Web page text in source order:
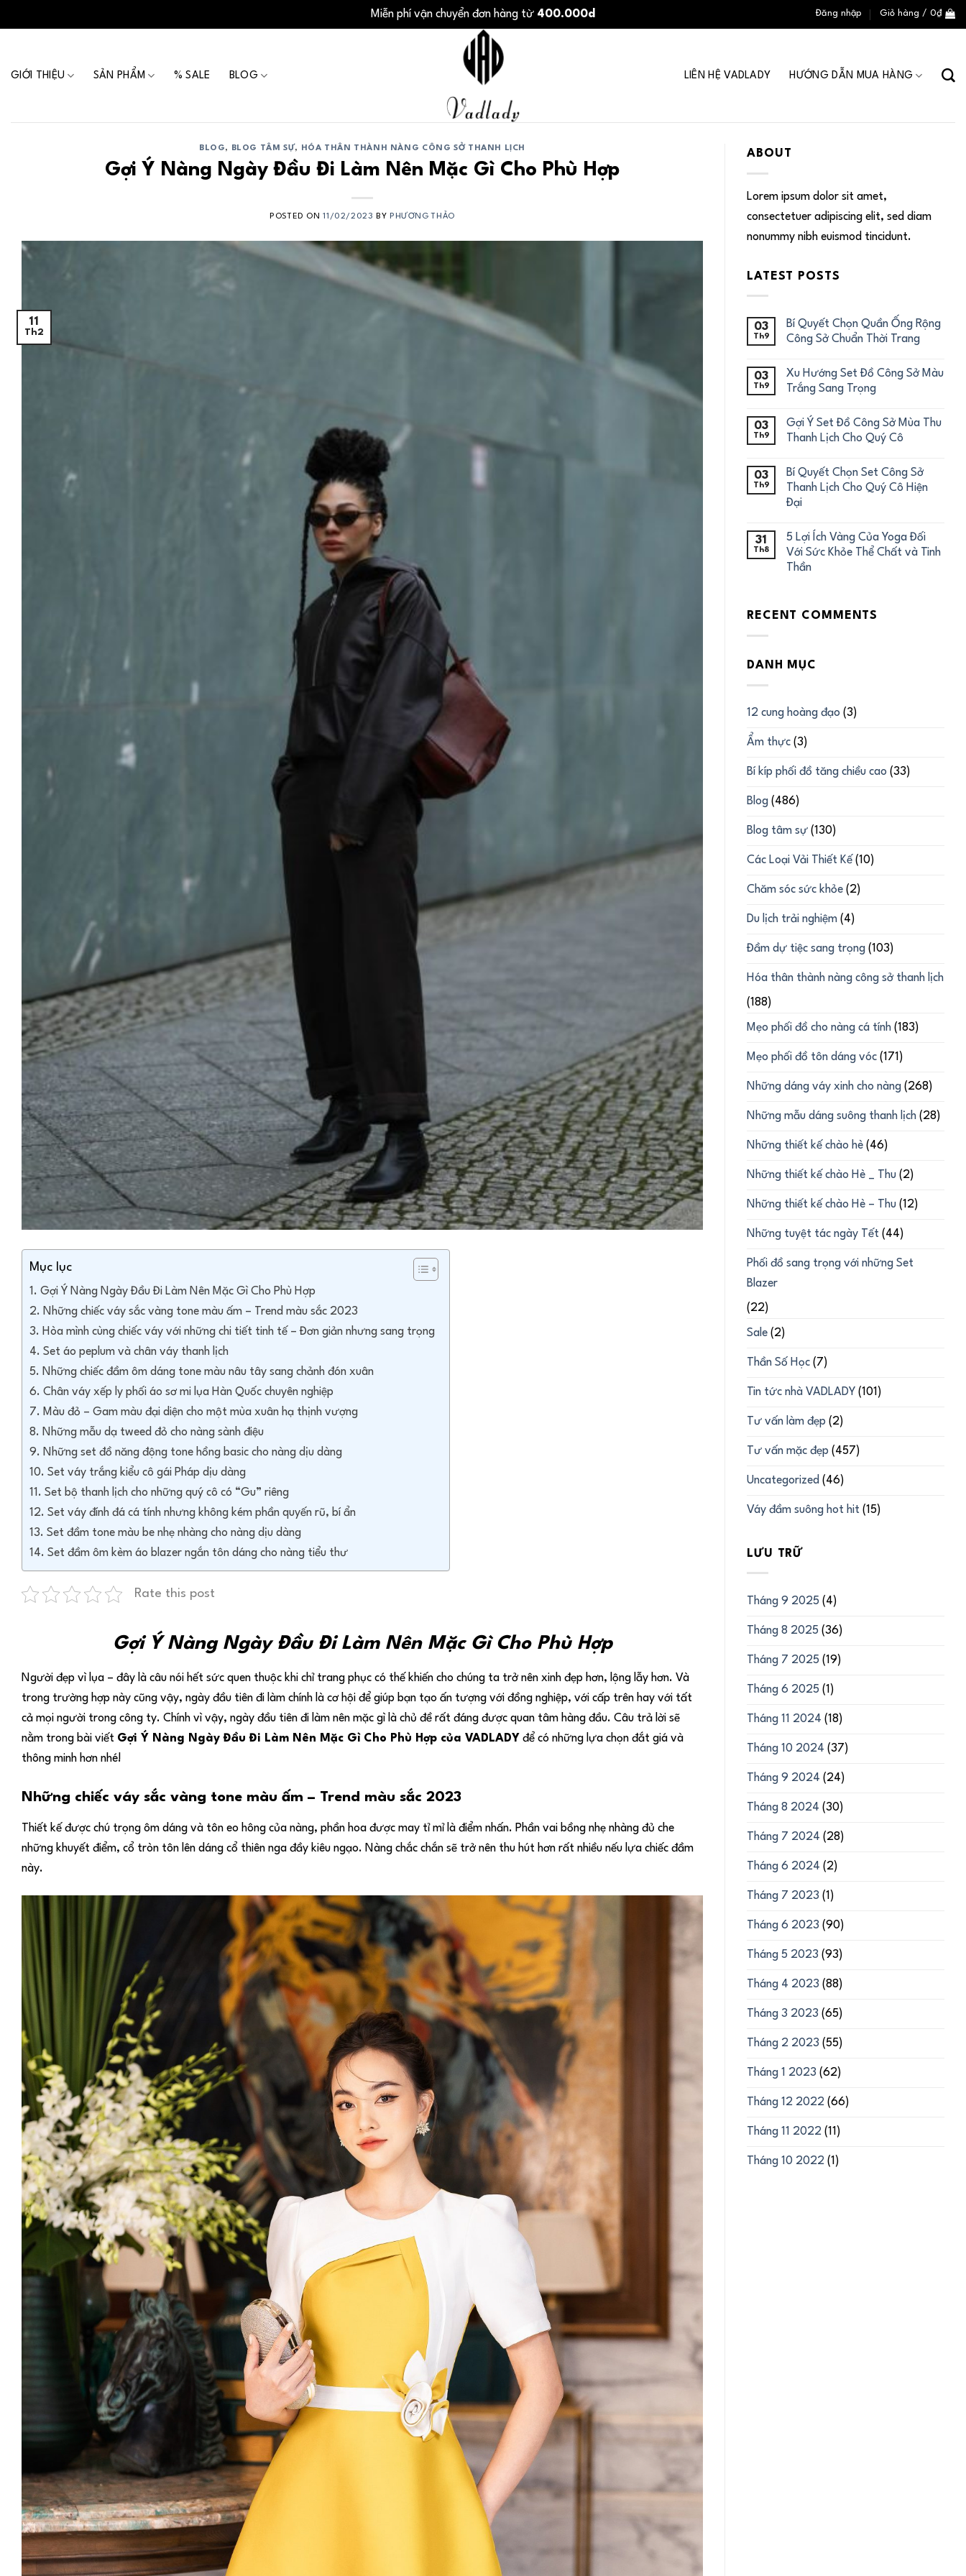
to
Miễn phí vận chuyển đơn hàng từ 400.000d Đăng nhập Giỏ hàng / 0₫
GIỚI THIỆU SẢN PHẨM % SALE BLOG LIÊN HỆ VADLADY HƯỚNG DẪN MUA HÀNG
BLOG, BLOG TÂM SỰ, HÓA THÂN THÀNH NÀNG CÔNG SỞ THANH LỊCH
Gợi Ý Nàng Ngày Đầu Đi Làm Nên Mặc Gì Cho Phù Hợp
POSTED ON11/02/2023 BY PHƯƠNG THẢO
11
Th2
Mục lục
Gợi Ý Nàng Ngày Đầu Đi Làm Nên Mặc Gì Cho Phù Hợp
Những chiếc váy sắc vàng tone màu ấm – Trend màu sắc 2023
Hòa mình cùng chiếc váy với những chi tiết tinh tế – Đơn giản nhưng sang trọng
Set áo peplum và chân váy thanh lịch
Những chiếc đầm ôm dáng tone màu nâu tây sang chảnh đón xuân
Chân váy xếp ly phối áo sơ mi lụa Hàn Quốc chuyên nghiệp
Màu đỏ – Gam màu đại diện cho một mùa xuân hạ thịnh vượng
Những mẫu dạ tweed đỏ cho nàng sành điệu
Những set đồ năng động tone hồng basic cho nàng dịu dàng
Set váy trắng kiểu cô gái Pháp dịu dàng
Set bộ thanh lịch cho những quý cô có “Gu” riêng
Set váy đính đá cá tính nhưng không kém phần quyến rũ, bí ẩn
Set đầm tone màu be nhẹ nhàng cho nàng dịu dàng
Set đầm ôm kèm áo blazer ngắn tôn dáng cho nàng tiểu thư
Rate this post
Gợi Ý Nàng Ngày Đầu Đi Làm Nên Mặc Gì Cho Phù Hợp
Người đẹp vì lụa – đây là câu nói hết sức quen thuộc khi chỉ trang phục có thế khiến cho chúng ta trở nên xinh đẹp hơn, lộng lẫy hơn. Và
trong trường hợp này cũng vậy, ngày đầu tiên đi làm chính là cơ hội để giúp bạn tạo ấn tượng với đồng nghiệp, với cấp trên hay với tất
cả mọi người trong công ty. Chính vì vậy, ngày đầu tiên đi làm nên mặc gì là chủ đề rất đáng được quan tâm hàng đầu. Câu trả lời sẽ
nằm trong bài viết Gợi Ý Nàng Ngày Đầu Đi Làm Nên Mặc Gì Cho Phù Hợp của VADLADY để có những lựa chọn đắt giá và
thông minh hơn nhé!
Những chiếc váy sắc vàng tone màu ấm – Trend màu sắc 2023
Thiết kế được chú trọng ôm dáng và tôn eo hông của nàng, phần hoa được may tỉ mỉ là điểm nhấn. Phần vai bồng nhẹ nhàng đủ che
những khuyết điểm, cổ tròn tôn lên dáng cổ thiên nga đầy kiêu ngạo. Nàng chắc chắn sẽ trở nên thu hút hơn rất nhiều nếu lựa chiếc đầm
này.
ABOUT
Lorem ipsum dolor sit amet,
consectetuer adipiscing elit, sed diam
nonummy nibh euismod tincidunt.
LATEST POSTS
03
Th9
Bí Quyết Chọn Quần Ống Rộng
Công Sở Chuẩn Thời Trang
03
Th9
Xu Hướng Set Đồ Công Sở Màu
Trắng Sang Trọng
03
Th9
Gợi Ý Set Đồ Công Sở Mùa Thu
Thanh Lịch Cho Quý Cô
03
Th9
Bí Quyết Chọn Set Công Sở
Thanh Lịch Cho Quý Cô Hiện
Đại
31
Th8
5 Lợi Ích Vàng Của Yoga Đối
Với Sức Khỏe Thể Chất và Tinh
Thần
RECENT COMMENTS
DANH MỤC
12 cung hoàng đạo (3)
Ẩm thực (3)
Bí kíp phối đồ tăng chiều cao (33)
Blog (486)
Blog tâm sự (130)
Các Loại Vải Thiết Kế (10)
Chăm sóc sức khỏe (2)
Du lịch trải nghiệm (4)
Đầm dự tiệc sang trọng (103)
Hóa thân thành nàng công sở thanh lịch
(188)
Mẹo phối đồ cho nàng cá tính (183)
Mẹo phối đồ tôn dáng vóc (171)
Những dáng váy xinh cho nàng (268)
Những mẫu dáng suông thanh lịch (28)
Những thiết kế chào hè (46)
Những thiết kế chào Hè _ Thu (2)
Những thiết kế chào Hè – Thu (12)
Những tuyệt tác ngày Tết (44)
Phối đồ sang trọng với những Set
Blazer
(22)
Sale (2)
Thần Số Học (7)
Tin tức nhà VADLADY (101)
Tư vấn làm đẹp (2)
Tư vấn mặc đẹp (457)
Uncategorized (46)
Váy đầm suông hot hit (15)
LƯU TRỮ
Tháng 9 2025 (4)
Tháng 8 2025 (36)
Tháng 7 2025 (19)
Tháng 6 2025 (1)
Tháng 11 2024 (18)
Tháng 10 2024 (37)
Tháng 9 2024 (24)
Tháng 8 2024 (30)
Tháng 7 2024 (28)
Tháng 6 2024 (2)
Tháng 7 2023 (1)
Tháng 6 2023 (90)
Tháng 5 2023 (93)
Tháng 4 2023 (88)
Tháng 3 2023 (65)
Tháng 2 2023 (55)
Tháng 1 2023 (62)
Tháng 12 2022 (66)
Tháng 11 2022 (11)
Tháng 10 2022 (1)